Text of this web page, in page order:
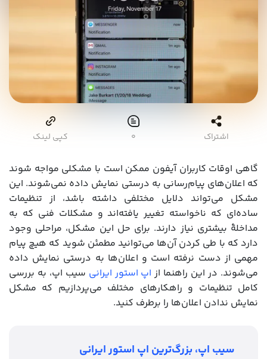
اشتراک ۰ کپی لینک
گاهی اوقات کاربران آیفون ممکن است با مشکلی مواجه شوند
که اعلان‌های پیام‌رسانی به درستی نمایش داده نمی‌شوند. این
مشکل می‌تواند دلایل مختلفی داشته باشد، از تنظیمات
ساده‌ای که ناخواسته تغییر یافته‌اند و مشکلات فنی که به
مداخلۀ بیشتری نیاز دارند. برای حل این مشکل، مراحلی وجود
دارد که با طی کردن آن‌ها می‌توانید مطمئن شوید که هیچ پیام
مهمی از دست نرفته است و اعلان‌ها به درستی نمایش داده
می‌شوند. در این راهنما از اپ استور ایرانی سیب اپ، به بررسی
کامل تنظیمات و راهکارهای مختلف می‌پردازیم که مشکل
نمایش ندادن اعلان‌ها را برطرف کنید.
سیب اپ، بزرگ‌ترین اپ استور ایرانی